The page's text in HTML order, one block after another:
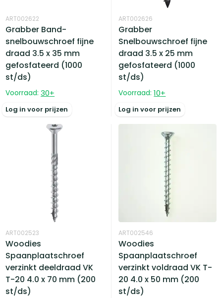
ART002622
Grabber Band-
snelbouwschroef fijne
draad 3.5 x 35 mm
gefosfateerd (1000
st/ds)
Voorraad: 30+
Log in voor prijzen
ART002626
Grabber
Snelbouwschroef fijne
draad 3.5 x 25 mm
gefosfateerd (1000
st/ds)
Voorraad: 10+
Log in voor prijzen
ART002523
Woodies
Spaanplaatschroef
verzinkt deeldraad VK
T-20 4.0 x 70 mm (200
st/ds)
ART002546
Woodies
Spaanplaatschroef
verzinkt voldraad VK T-
20 4.0 x 50 mm (200
st/ds)